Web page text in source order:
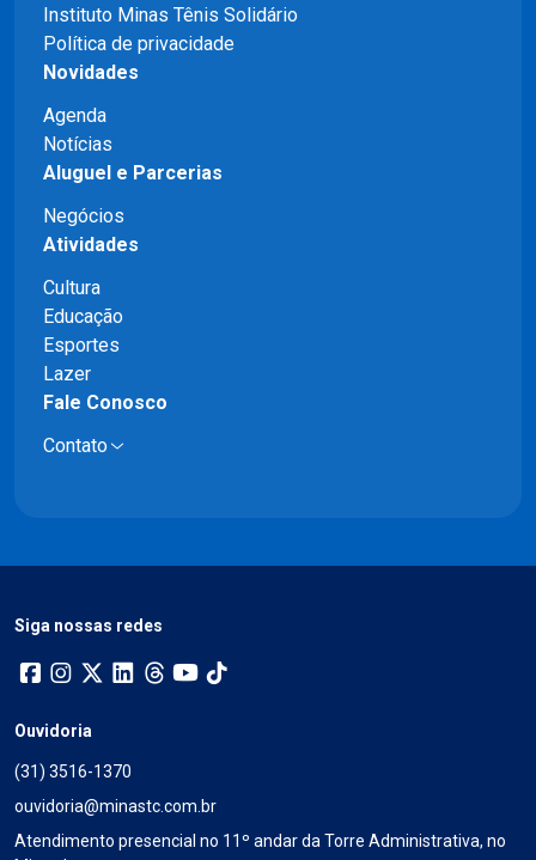
Instituto Minas Tênis Solidário
Política de privacidade
Novidades
Agenda
Notícias
Aluguel e Parcerias
Negócios
Atividades
Cultura
Educação
Esportes
Lazer
Fale Conosco
Contato
Siga nossas redes
Ouvidoria
(31) 3516-1370
ouvidoria@minastc.com.br
Atendimento presencial no 11º andar da Torre Administrativa, no